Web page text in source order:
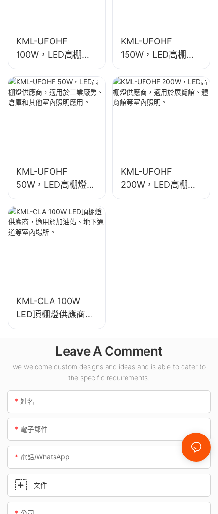
KML-UFOHF
100W，LED高棚燈
供應商，適用於工業
廠房、倉庫和其他室
內照明應用。
KML-UFOHF
150W，LED高棚燈
供應商，適用於工業
廠房、體育館等室內
照明。
KML-UFOHF
50W，LED高棚燈供
應商，適用於工業廠
房、倉庫和其他室內
照明應用。
KML-UFOHF
200W，LED高棚燈
供應商，適用於展覽
KML-CLA 100W
LED頂棚燈供應商，
適用於加油站、地下
Leave A Comment
we welcome custom designs and ideas and is able to cater to
the specific requirements.
姓名
電子郵件
電話/WhatsApp
文件